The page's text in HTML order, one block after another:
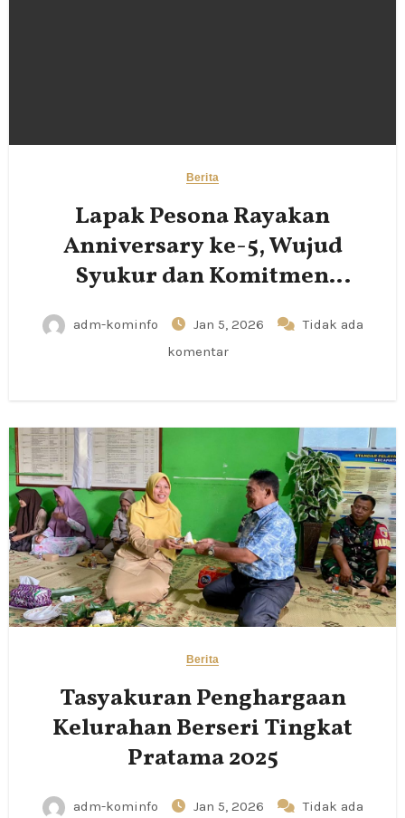
Berita
Lapak Pesona Rayakan
Anniversary ke-5, Wujud
Syukur dan Komitmen
adm-kominfo Jan 5, 2026
Tidak ada
komentar
Berita
Tasyakuran Penghargaan
Kelurahan Berseri Tingkat
Pratama 2025
adm-kominfo Jan 5, 2026 Tidak ada